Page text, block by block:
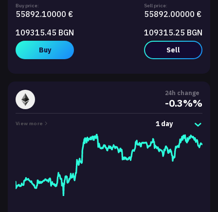
Buy price:
55892.10000 €
109315.45 BGN
Buy
Sell price:
55892.00000 €
109315.25 BGN
Sell
24h change
-0.3%%
View more 1 day